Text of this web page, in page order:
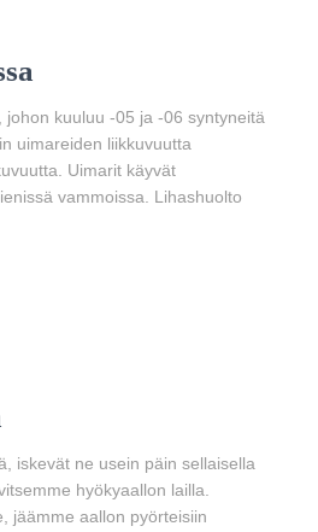
kuuluu -05 ja -06 syntyneitä
uimareiden liikkuvuutta
Uimarit käyvät
vammoissa. Lihashuolto
iskevät ne usein päin sellaisella
hyökyaallon lailla.
jäämme aallon pyörteisiin